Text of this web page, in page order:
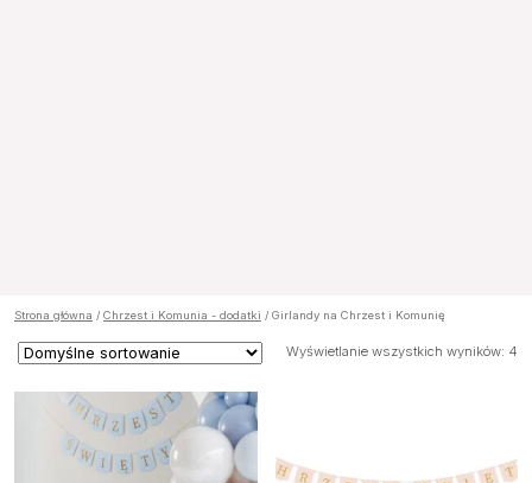
Strona główna / Chrzest i Komunia - dodatki / Girlandy na Chrzest i Komunię
Wyświetlanie wszystkich wyników: 4